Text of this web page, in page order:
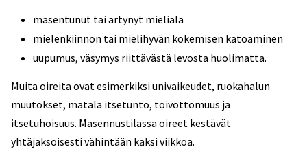
masentunut tai ärtynyt mieliala
mielenkiinnon tai mielihyvän kokemisen katoaminen
uupumus, väsymys riittävästä levosta huolimatta.
Muita oireita ovat esimerkiksi univaikeudet, ruokahalun
muutokset, matala itsetunto, toivottomuus ja
itsetuhoisuus. Masennustilassa oireet kestävät
yhtäjaksoisesti vähintään kaksi viikkoa.